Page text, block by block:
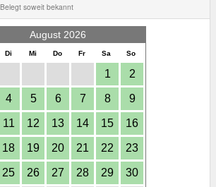
Belegt soweit bekannt
August 2026
Di Mi Do Fr Sa So
1 2
4 5 6 7 8 9
11 12 13 14 15 16
18 19 20 21 22 23
25 26 27 28 29 30